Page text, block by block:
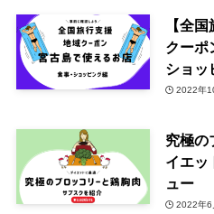
【全
クーポ
ショッ
2022年
究極の
イエッ
ュー
2022年6